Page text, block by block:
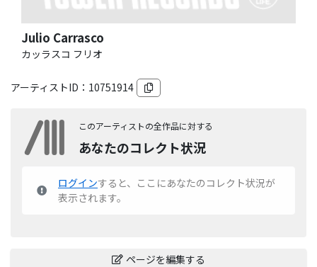
Julio Carrasco
カッラスコ フリオ
アーティストID： 10751914
このアーティストの全作品に対する
あなたのコレクト状況
ログインすると、ここにあなたのコレクト状況が
表示されます。
ページを編集する